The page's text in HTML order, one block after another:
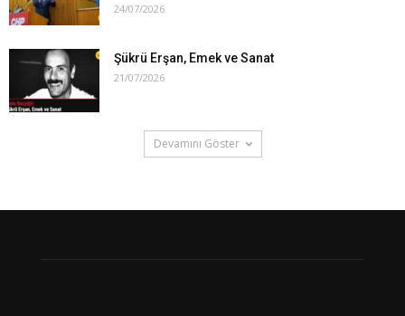
24/07/2026
Şükrü Erşan, Emek ve Sanat
21/07/2026
Devamını Göster